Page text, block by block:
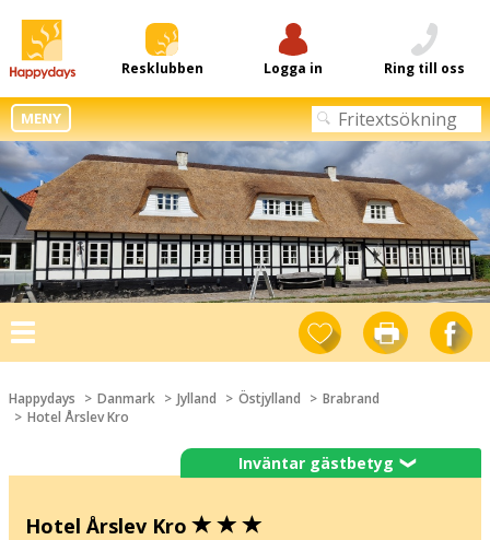
Resklubben Logga in Ring till oss
MENY
Toggle
navigation
Happydays Danmark Jylland Östjylland
Brabrand
Hotel Årslev Kro
Inväntar gästbetyg❯
Hotel Årslev Kro